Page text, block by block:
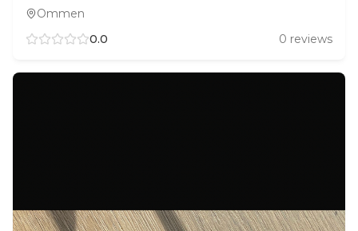
Ommen
0.0 0 reviews